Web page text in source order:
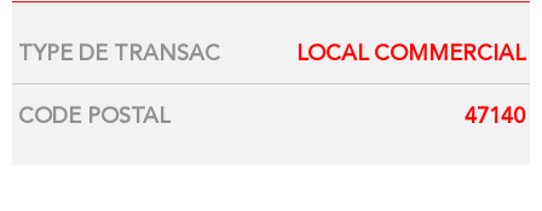
Caractérisque Valeurs
TYPE DE TRANSAC LOCAL COMMERCIAL
CODE POSTAL 47140